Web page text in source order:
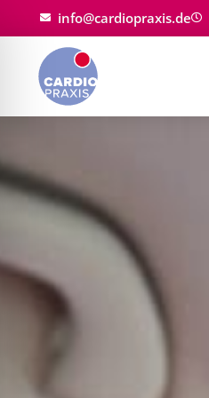
Inhalt
springen
info@cardiopraxis.de